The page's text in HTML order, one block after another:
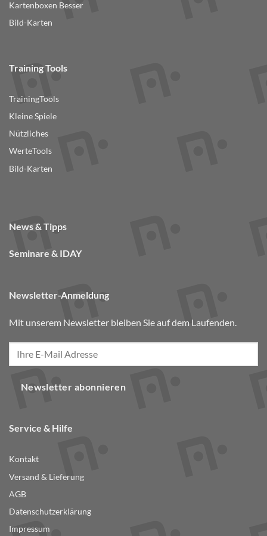
Kartenboxen Besser
Bild-Karten
Training Tools
TrainingTools
Kleine Spiele
Nützliches
WerteTools
Bild-Karten
News & Tipps
Seminare & IDAY
Newsletter-Anmeldung
Mit unserem Newsletter bleiben Sie auf dem Laufenden.
Newsletter abonnieren
Service & Hilfe
Kontakt
Versand & Lieferung
AGB
Datenschutzerklärung
Impressum